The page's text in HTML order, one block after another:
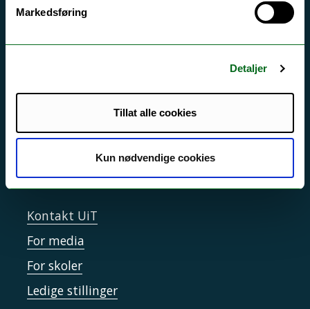
Markedsføring
Detaljer
Tillat alle cookies
Kun nødvendige cookies
Akutt hjelp
Sikkerhet, beredskap og personvern
Informasjonskapsler
Tilgjengelighetserklæring
Kontakt UiT
For media
For skoler
Ledige stillinger